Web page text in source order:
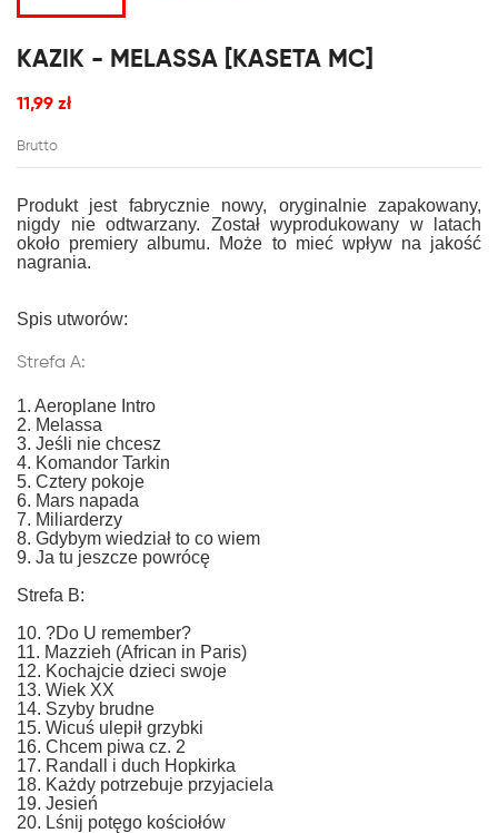
KAZIK - MELASSA [KASETA MC]
11,99 zł
Brutto
Produkt jest fabrycznie nowy, oryginalnie zapakowany,
nigdy nie odtwarzany. Został wyprodukowany w latach
około premiery albumu. Może to mieć wpływ na jakość
nagrania.
Spis utworów:
Strefa A:
1. Aeroplane Intro
2. Melassa
3. Jeśli nie chcesz
4. Komandor Tarkin
5. Cztery pokoje
6. Mars napada
7. Miliarderzy
8. Gdybym wiedział to co wiem
9. Ja tu jeszcze powrócę
Strefa B:
10. ?Do U remember?
11. Mazzieh (African in Paris)
12. Kochajcie dzieci swoje
13. Wiek XX
14. Szyby brudne
15. Wicuś ulepił grzybki
16. Chcem piwa cz. 2
17. Randall i duch Hopkirka
18. Każdy potrzebuje przyjaciela
19. Jesień
20. Lśnij potęgo kościołów